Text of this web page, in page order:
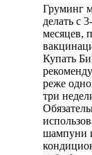
Груминг
делать с
месяцев,
Купать
реже
три
шампуни